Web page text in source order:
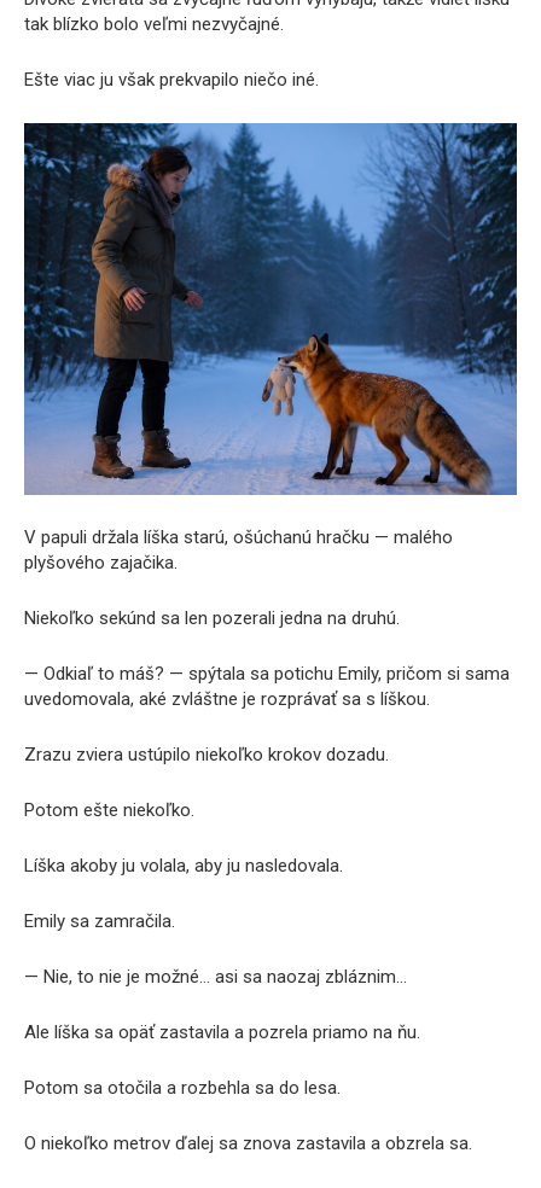
tak blízko bolo veľmi nezvyčajné.
Ešte viac ju však prekvapilo niečo iné.
V papuli držala líška starú, ošúchanú hračku — malého
plyšového zajačika.
Niekoľko sekúnd sa len pozerali jedna na druhú.
— Odkiaľ to máš? — spýtala sa potichu Emily, pričom si sama
uvedomovala, aké zvláštne je rozprávať sa s líškou.
Zrazu zviera ustúpilo niekoľko krokov dozadu.
Potom ešte niekoľko.
Líška akoby ju volala, aby ju nasledovala.
Emily sa zamračila.
— Nie, to nie je možné… asi sa naozaj zbláznim…
Ale líška sa opäť zastavila a pozrela priamo na ňu.
Potom sa otočila a rozbehla sa do lesa.
O niekoľko metrov ďalej sa znova zastavila a obzrela sa.